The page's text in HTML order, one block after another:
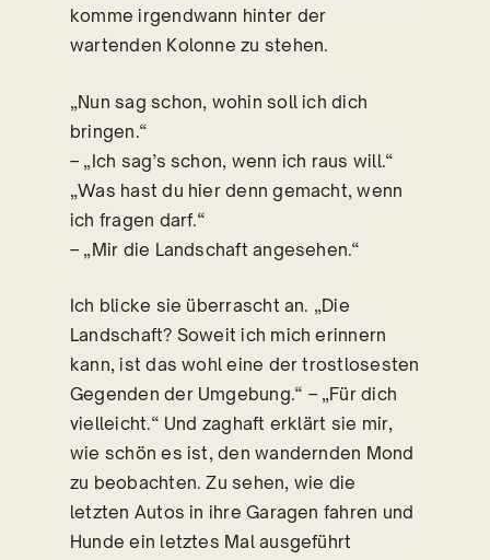
komme irgendwann hinter der
wartenden Kolonne zu stehen.
„Nun sag schon, wohin soll ich dich
bringen.“
– „Ich sag’s schon, wenn ich raus will.“
„Was hast du hier denn gemacht, wenn
ich fragen darf.“
– „Mir die Landschaft angesehen.“
Ich blicke sie überrascht an. „Die
Landschaft? Soweit ich mich erinnern
kann, ist das wohl eine der trostlosesten
Gegenden der Umgebung.“ – „Für dich
vielleicht.“ Und zaghaft erklärt sie mir,
wie schön es ist, den wandernden Mond
zu beobachten. Zu sehen, wie die
letzten Autos in ihre Garagen fahren und
Hunde ein letztes Mal ausgeführt